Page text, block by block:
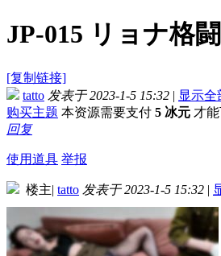
JP-015 リョナ格
[复制链接]
tatto 发表于 2023-1-5 15:32 | 显示全
购买主题 本资源需要支付 5 冰元 才
回复
使用道具 举报
楼主| tatto 发表于 2023-1-5 15:32 |